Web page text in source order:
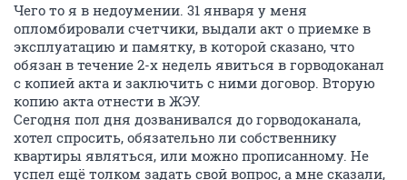
Чего то я в недоумении. 31 января у меня
опломбировали счетчики, выдали акт о приемке в
эксплуатацию и памятку, в которой сказано, что
обязан в течение 2-х недель явиться в горводоканал
с копией акта и заключить с ними договор. Вторую
копию акта отнести в ЖЭУ.
Сегодня пол дня дозванивался до горводоканала,
хотел спросить, обязательно ли собственнику
квартиры являться, или можно прописанному. Не
успел ещё толком задать свой вопрос, а мне сказали,